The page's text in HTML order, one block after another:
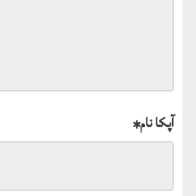
آپکا نام*